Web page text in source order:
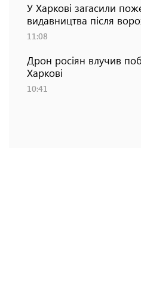
У Харкові загасили
видавництва після
11:08
Дрон росіян влучив
Харкові
10:41